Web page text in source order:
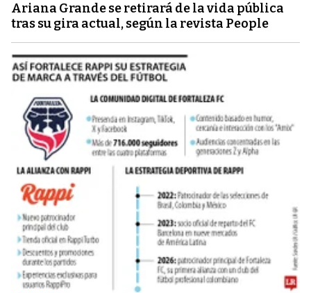
Ariana Grande se retirará de la vida pública
tras su gira actual, según la revista People